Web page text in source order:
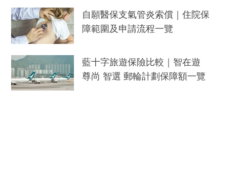
自願醫保支氣管炎索償｜住院保
障範圍及申請流程一覽
藍十字旅遊保險比較｜智在遊
尊尚 智選 郵輪計劃保障額一覽